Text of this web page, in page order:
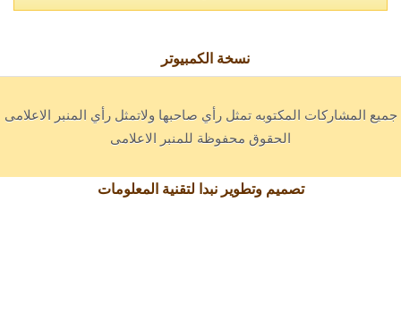
نسخة الكمبيوتر
جميع المشاركات المكتوبه تمثل رأي صاحبها ولاتمثل رأي المنبر الاعلامى
الحقوق محفوظة للمنبر الاعلامى
تصميم وتطوير نبدا لتقنية المعلومات